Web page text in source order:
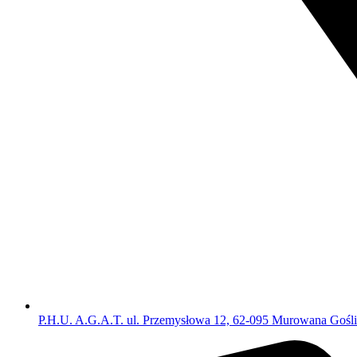
P.H.U. A.G.A.T. ul. Przemysłowa 12, 62-095 Murowana